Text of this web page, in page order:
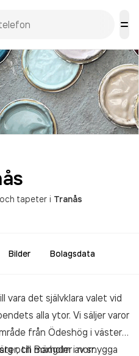
tapeter i Tranås
Bilder Bolagsdata
vara det självklara valet vid
alla ytor. Vi säljer varor
från Ödeshög i väster,
till Boxholm i norr.
och mängder av snygga